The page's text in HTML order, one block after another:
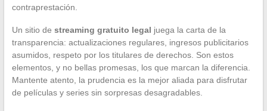
contraprestación.
Un sitio de streaming gratuito legal juega la carta de la
transparencia: actualizaciones regulares, ingresos publicitarios
asumidos, respeto por los titulares de derechos. Son estos
elementos, y no bellas promesas, los que marcan la diferencia.
Mantente atento, la prudencia es la mejor aliada para disfrutar
de películas y series sin sorpresas desagradables.